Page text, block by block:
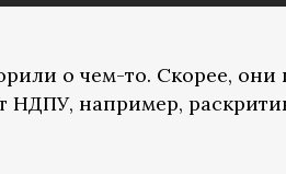
о чем-то. Скорее,
НДПУ, например,